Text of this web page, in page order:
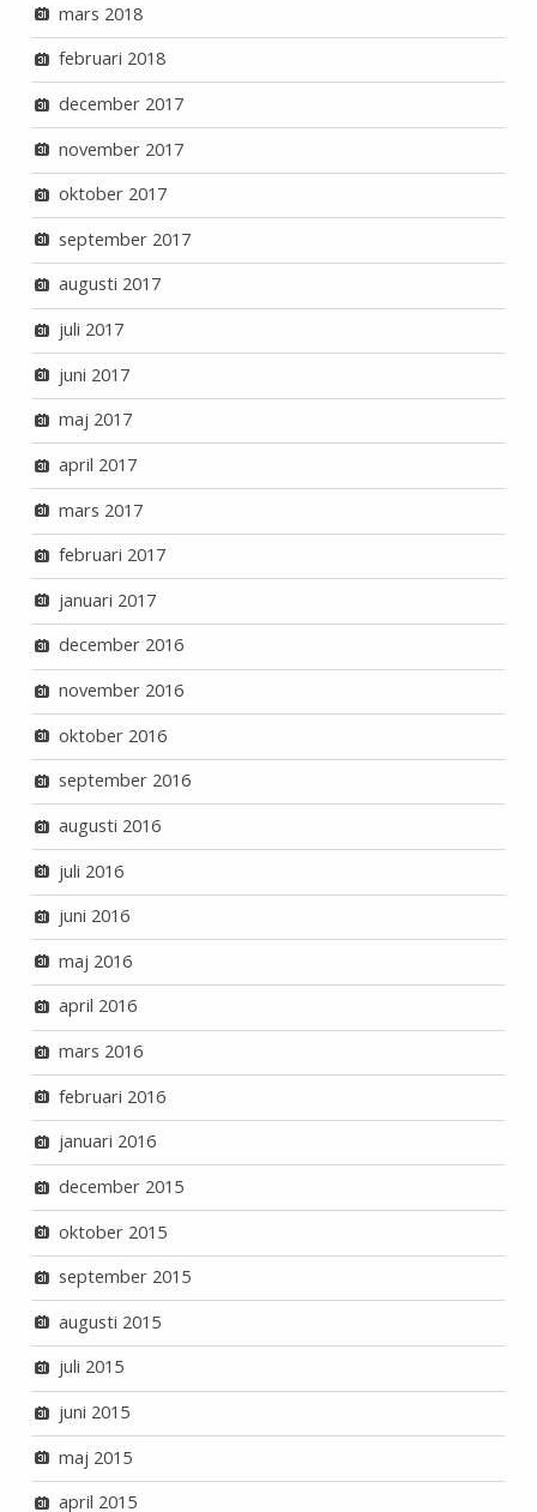
mars 2018
februari 2018
december 2017
november 2017
oktober 2017
september 2017
augusti 2017
juli 2017
juni 2017
maj 2017
april 2017
mars 2017
februari 2017
januari 2017
december 2016
november 2016
oktober 2016
september 2016
augusti 2016
juli 2016
juni 2016
maj 2016
april 2016
mars 2016
februari 2016
januari 2016
december 2015
oktober 2015
september 2015
augusti 2015
juli 2015
juni 2015
maj 2015
april 2015